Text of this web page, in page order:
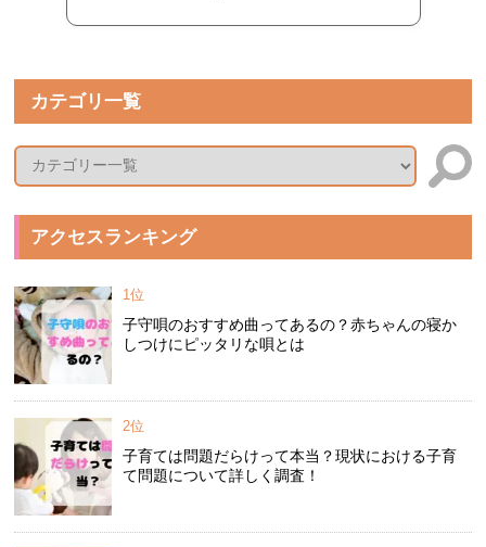
カテゴリ一覧
アクセスランキング
1位
子守唄のおすすめ曲ってあるの？赤ちゃんの寝か
しつけにピッタリな唄とは
2位
子育ては問題だらけって本当？現状における子育
て問題について詳しく調査！